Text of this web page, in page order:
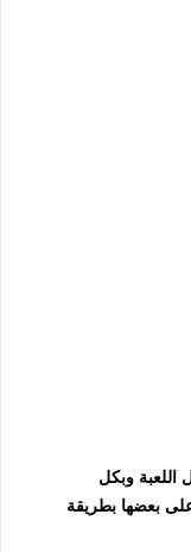
اللعبة وبكل
بعضها بطريقة